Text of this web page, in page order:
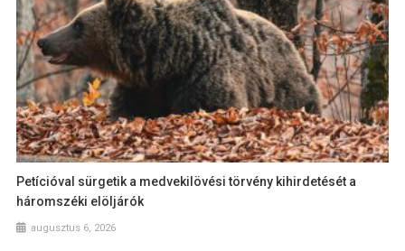
Petícióval sürgetik a medvekilövési törvény kihirdetését a
háromszéki elöljárók
augusztus 6, 2026